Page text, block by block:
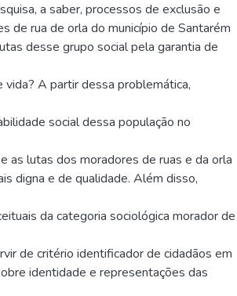
a saber, processos de exclusão e
de rua de orla do município de Santarém
desse grupo social pela garantia de
A partir dessa problemática,
social dessa população no
as lutas dos moradores de ruas e da orla
digna e de qualidade. Além disso,
da categoria sociológica morador de
de critério identificador de cidadãos em
identidade e representações das